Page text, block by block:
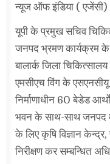
न्यूज ऑफ इंडिया ( एजेंसी)
यूपी के प्रमुख सचिव
जनपद भ्रमण कार्यक्रम के
बालार्क जिला
एमसीएच विंग के एसएनसीयू
निर्माणाधीन 60 बेडेड
भवन के साथ-साथ जनपद में
के लिए कृषि विज्ञान केन्द्र,
निरीक्षण कर सम्बन्धित